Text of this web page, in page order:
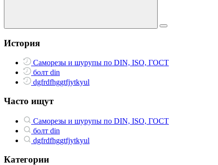
История
Саморезы и шурупы по DIN, ISO, ГОСТ
болт din
dgfrdfhggtfjytkyul
Часто ищут
Саморезы и шурупы по DIN, ISO, ГОСТ
болт din
dgfrdfhggtfjytkyul
Категории